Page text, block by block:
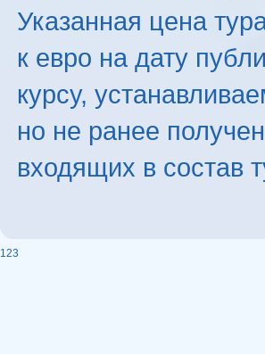
Указанная цена
к евро на дату
курсу,
но не ранее
входящих в состав
123